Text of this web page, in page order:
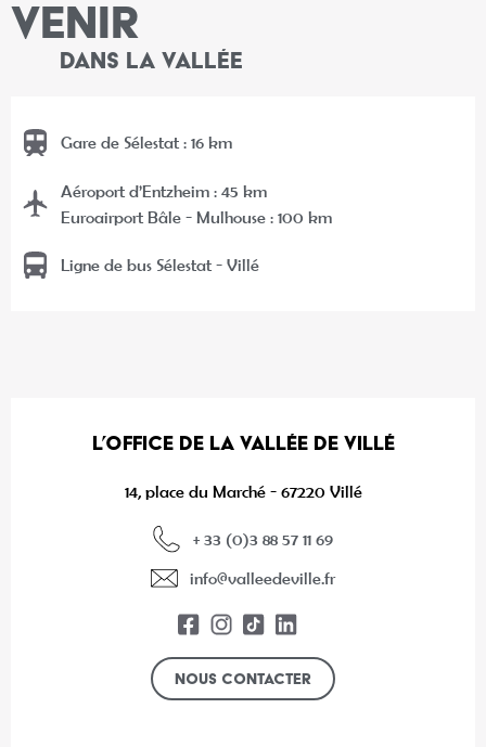
VENIR
DANS LA VALLÉE
Gare de Sélestat : 16 km
Aéroport d’Entzheim : 45 km
Euroairport Bâle - Mulhouse : 100 km
Ligne de bus Sélestat - Villé
L’OFFICE DE LA VALLÉE DE VILLÉ
14, place du Marché - 67220 Villé
+ 33 (0)3 88 57 11 69
info@valleedeville.fr
Nous contacter